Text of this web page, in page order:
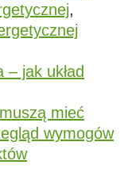
,
jak układ
mieć
wymogów